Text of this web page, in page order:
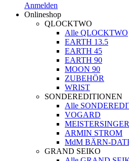
Anmelden
Onlineshop
QLOCKTWO
Alle QLOCKTWO
EARTH 13.5
EARTH 45
EARTH 90
MOON 90
ZUBEHÖR
WRIST
SONDEREDITIONEN
Alle
VOGARD
MEISTERSINGER
ARMIN STROM
MdM BÄRN-
GRAND SEIKO